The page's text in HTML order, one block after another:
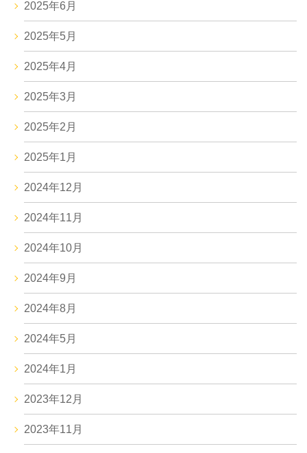
2025年6月
2025年5月
2025年4月
2025年3月
2025年2月
2025年1月
2024年12月
2024年11月
2024年10月
2024年9月
2024年8月
2024年5月
2024年1月
2023年12月
2023年11月